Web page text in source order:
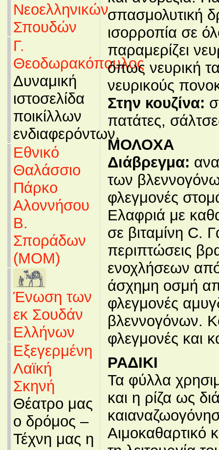
Νεοελληνικών
Σπουδών
Γ.
Θεοδωρακόπουλος
Δυναμική
ιστοσελίδα
ποικίλλων
ενδιαφερόντων.
Εθνικό
Θαλάσσιο
Πάρκο
Αλοννήσου
Β.
Σποράδων
(MOM)
Ένωση των
εκ Σουδάν
Ελλήνων
Εξεγερμένη
Λαϊκή
Σκηνή
Θέατρο μας
ο δρόμος –
Τέχνη μας η
σπασμολυτική
ισορροπία σε
παραμερίζει
όπως νευρική
νευρικούς
Στην κουζίνα:
πατάτες,
ΜΟΛΟΧΑ
Διάβρεγμα:
των
φλεγμονές
Ελαφριά με
σε βιταμίνη C.
περιπτώσεις
ενοχλήσεων
άσχημη οσμή
φλεγμονές
βλεννογόνων.
φλεγμονές και
ΡΑΔΙΚΙ
Τα φύλλα
και η ρίζα ως
Αιμοκαθαρτικό